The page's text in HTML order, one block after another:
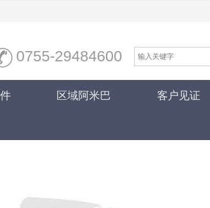
0755-29484600
区域阿米巴 客户见证